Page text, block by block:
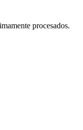
procesados.